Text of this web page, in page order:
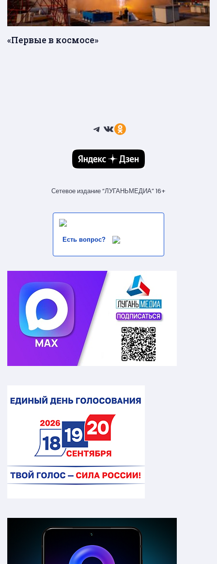
«Первые в космосе»
Telegram
ВКонтакте
Ссылка
Сетевое издание “ЛУГАНЬМЕДИА” 16+
Есть вопрос?